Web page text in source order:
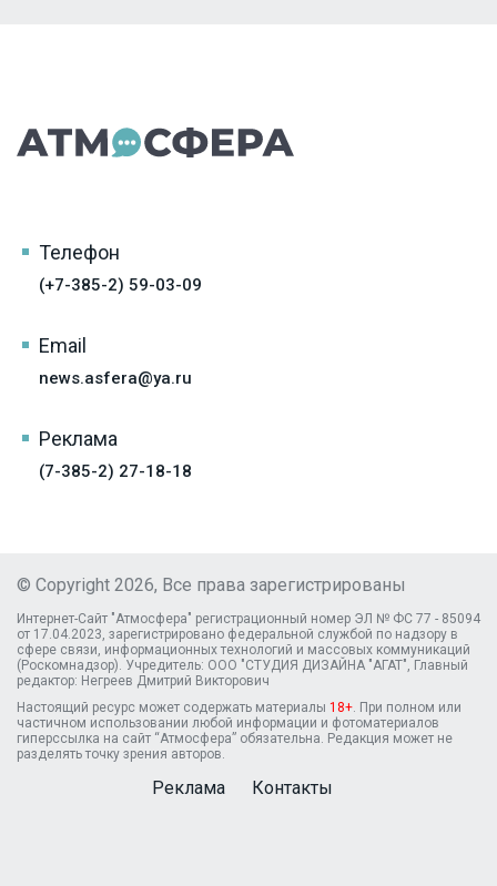
Телефон
(+7-385-2) 59-03-09
Email
news.asfera@ya.ru
Реклама
(7-385-2) 27-18-18
© Copyright 2026, Все права зарегистрированы
Интернет-Сайт "Атмосфера" регистрационный номер ЭЛ № ФС 77 - 85094
от 17.04.2023, зарегистрировано федеральной службой по надзору в
сфере связи, информационных технологий и массовых коммуникаций
(Роскомнадзор). Учредитель: ООО "СТУДИЯ ДИЗАЙНА "АГАТ", Главный
редактор: Негреев Дмитрий Викторович
Настоящий ресурс может содержать материалы 18+ . При полном или
частичном использовании любой информации и фотоматериалов
гиперссылка на сайт “Атмосфера” обязательна. Редакция может не
разделять точку зрения авторов.
Реклама Контакты